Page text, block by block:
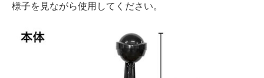
様子を見ながら使用してください。